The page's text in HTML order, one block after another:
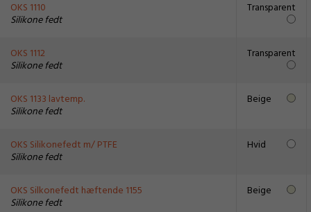
OKS 1110
Silikone fedt
Transparent
OKS 1112
Silikone fedt
Transparent
OKS 1133 lavtemp.
Silikone fedt
Beige
OKS Silikonefedt m/ PTFE
Silikone fedt
Hvid
OKS Silkonefedt hæftende 1155
Silikone fedt
Beige